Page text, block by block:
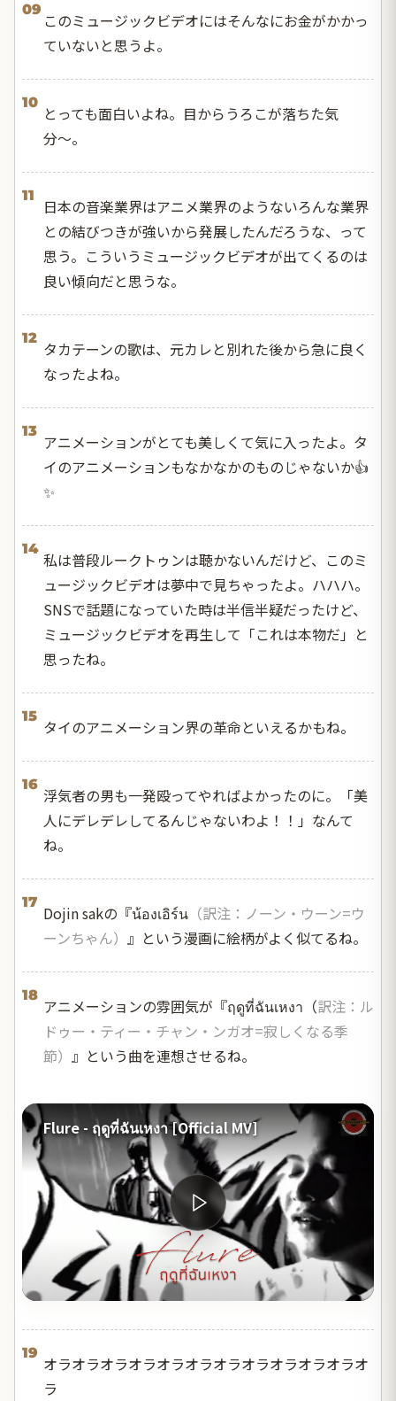
09
このミュージックビデオにはそんなにお金がかかっ
ていないと思うよ。
10
とっても面白いよね。目からうろこが落ちた気
分〜。
11
日本の音楽業界はアニメ業界のようないろんな業界
との結びつきが強いから発展したんだろうな、って
思う。こういうミュージックビデオが出てくるのは
良い傾向だと思うな。
12
タカテーンの歌は、元カレと別れた後から急に良く
なったよね。
13
アニメーションがとても美しくて気に入ったよ。タ
イのアニメーションもなかなかのものじゃないか👍
✨
14
私は普段ルークトゥンは聴かないんだけど、このミ
ュージックビデオは夢中で見ちゃったよ。ハハハ。
SNSで話題になっていた時は半信半疑だったけど、
ミュージックビデオを再生して「これは本物だ」と
思ったね。
15
タイのアニメーション界の革命といえるかもね。
16
浮気者の男も一発殴ってやればよかったのに。「美
人にデレデレしてるんじゃないわよ！！」なんて
ね。
17
Dojin sakの『น้องเอิร์น （訳注：ノーン・ウーン=ウ
ーンちゃん） 』という漫画に絵柄がよく似てるね。
18
アニメーションの雰囲気が『ฤดูที่ฉันเหงา（訳注：ル
ドゥー・ティー・チャン・ンガオ=寂しくなる季
節） 』という曲を連想させるね。
Flure - ฤดูที่ฉันเหงา [Official MV]
19
オラオラオラオラオラオラオラオラオラオラオラオ
ラ